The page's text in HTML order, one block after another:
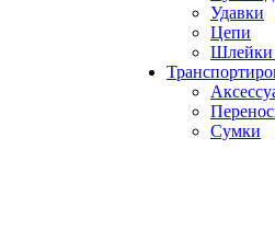
Удавки
Цепи
Шлейки
Сумки